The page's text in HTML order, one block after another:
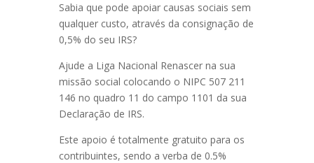
Sabia que pode apoiar causas sociais sem
qualquer custo, através da consignação de
0,5% do seu IRS?
Ajude a Liga Nacional Renascer na sua
missão social colocando o NIPC 507 211
146 no quadro 11 do campo 1101 da sua
Declaração de IRS.
Este apoio é totalmente gratuito para os
contribuintes, sendo a verba de 0.5%